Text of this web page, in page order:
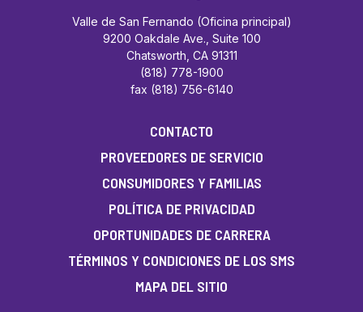
Valle de San Fernando (Oficina principal)
9200 Oakdale Ave., Suite 100
Chatsworth, CA 91311
(818) 778-1900
fax (818) 756-6140
CONTACTO
PROVEEDORES DE SERVICIO
CONSUMIDORES Y FAMILIAS
POLÍTICA DE PRIVACIDAD
OPORTUNIDADES DE CARRERA
TÉRMINOS Y CONDICIONES DE LOS SMS
MAPA DEL SITIO